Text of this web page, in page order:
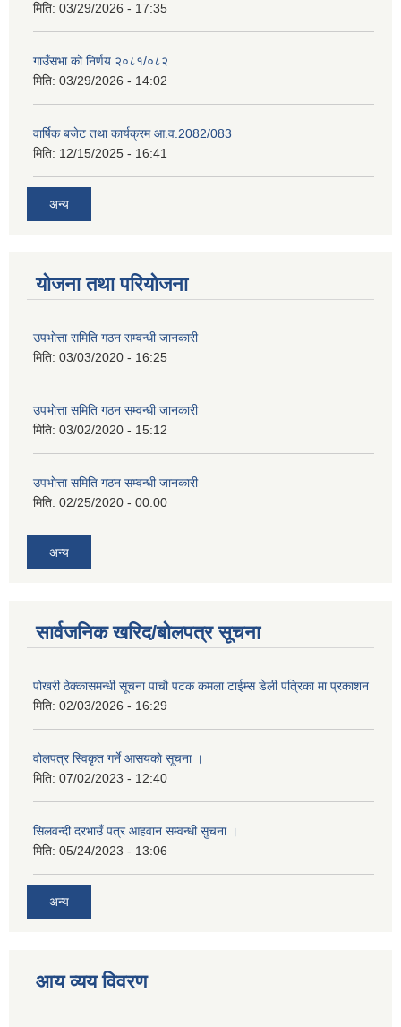
मिति: 03/29/2026 - 17:35
गाउँसभा को निर्णय २०८१/०८२
मिति: 03/29/2026 - 14:02
वार्षिक बजेट तथा कार्यक्रम आ.व.2082/083
मिति: 12/15/2025 - 16:41
अन्य
योजना तथा परियोजना
उपभाेत्ता समिति गठन सम्वन्धी जानकारी
मिति: 03/03/2020 - 16:25
उपभाेत्ता समिति गठन सम्वन्धी जानकारी
मिति: 03/02/2020 - 15:12
उपभाेत्ता समिति गठन सम्वन्धी जानकारी
मिति: 02/25/2020 - 00:00
अन्य
सार्वजनिक खरिद/बोलपत्र सूचना
पोखरी ठेक्कासमन्धी सूचना पाचौ पटक कमला टाईम्स डेली पत्रिका मा प्रकाशन
मिति: 02/03/2026 - 16:29
वोलपत्र स्विकृत गर्ने आसयकाे सूचना ।
मिति: 07/02/2023 - 12:40
सिलवन्दी दरभाउँ पत्र आहवान सम्वन्धी सुचना ।
मिति: 05/24/2023 - 13:06
अन्य
आय व्यय विवरण